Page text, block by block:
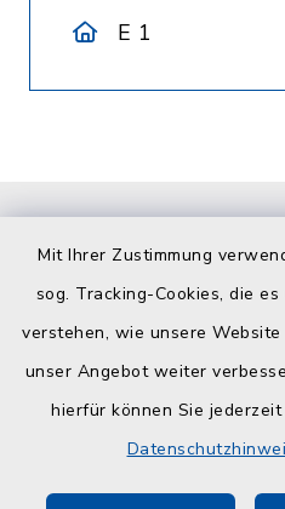
Mit Ihrer Zustimmung
sog. Tracking-Cookies, die
verstehen, wie unsere
unser Angebot weiter
hierfür können Sie
E 1
Amt
Selent/